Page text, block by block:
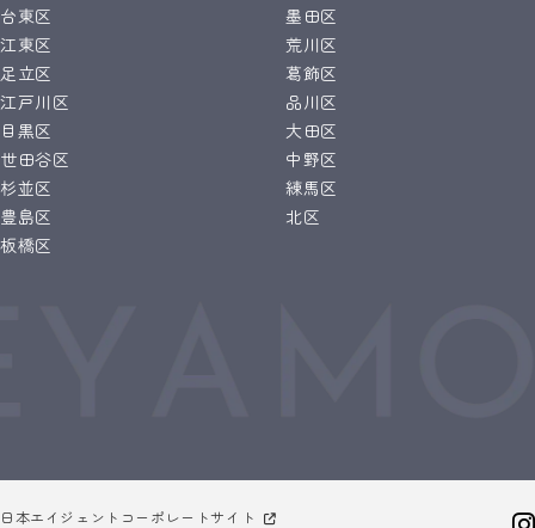
台東区
墨田区
江東区
荒川区
足立区
葛飾区
江戸川区
品川区
目黒区
大田区
世田谷区
中野区
杉並区
練馬区
豊島区
北区
板橋区
日本エイジェントコーポレートサイト